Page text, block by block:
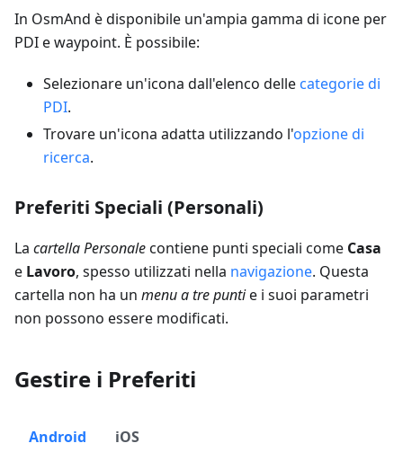
In OsmAnd è disponibile un'ampia gamma di icone per
PDI e waypoint. È possibile:
Selezionare un'icona dall'elenco delle categorie di
PDI.
Trovare un'icona adatta utilizzando l'opzione di
ricerca.
Preferiti Speciali (Personali)
La cartella Personalecontiene punti speciali come Casa
e Lavoro, spesso utilizzati nella navigazione. Questa
cartella non ha un menu a tre puntie i suoi parametri
non possono essere modificati.
Gestire i Preferiti
Android iOS